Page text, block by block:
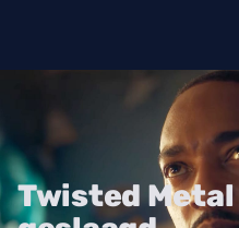
Twisted Metal